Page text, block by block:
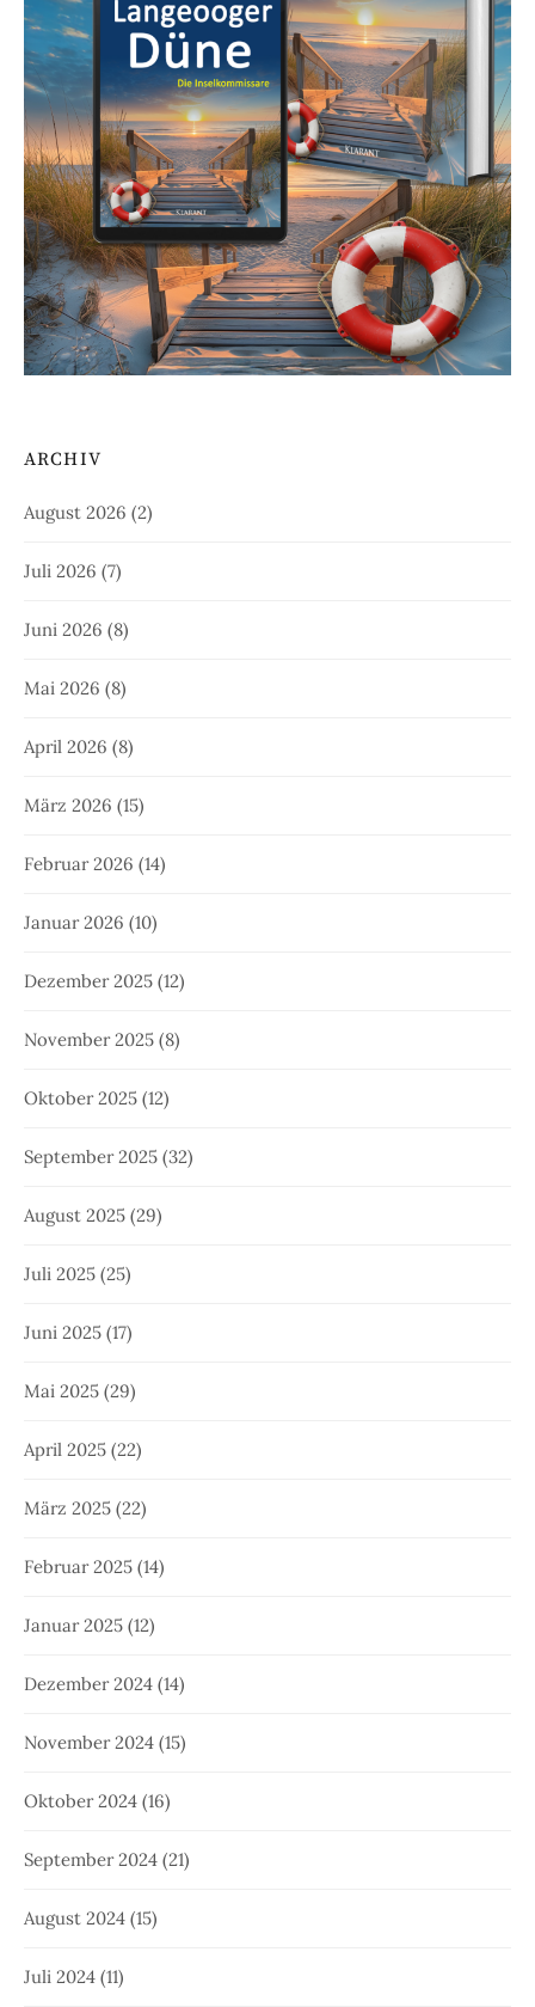
ARCHIV
August 2026 (2)
Juli 2026 (7)
Juni 2026 (8)
Mai 2026 (8)
April 2026 (8)
März 2026 (15)
Februar 2026 (14)
Januar 2026 (10)
Dezember 2025 (12)
November 2025 (8)
Oktober 2025 (12)
September 2025 (32)
August 2025 (29)
Juli 2025 (25)
Juni 2025 (17)
Mai 2025 (29)
April 2025 (22)
März 2025 (22)
Februar 2025 (14)
Januar 2025 (12)
Dezember 2024 (14)
November 2024 (15)
Oktober 2024 (16)
September 2024 (21)
August 2024 (15)
Juli 2024 (11)